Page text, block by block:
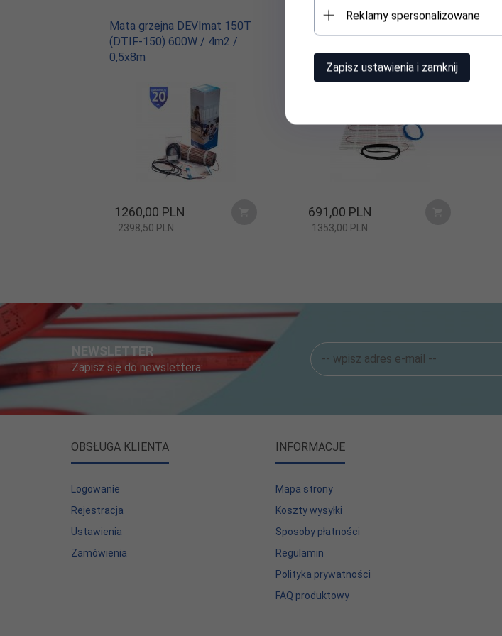
Mata grzejna DEVImat 150T
(DTIF-150) 600W / 4m2 /
0,5x8m
1260,00 PLN
2398,50 PLN
Mata grzejna DEVIheat 150S
691,00 PLN
1353,00 PLN
NEWSLETTER
Zapisz się do newslettera:
OBSŁUGA KLIENTA
Logowanie
Rejestracja
Ustawienia
Zamówienia
INFORMACJE
Mapa strony
Koszty wysyłki
Sposoby płatności
Regulamin
Polityka prywatności
FAQ produktowy
Reklamy spersonalizowane
Zapisz ustawienia i zamknij